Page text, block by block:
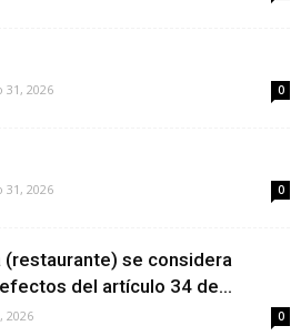
31, 2026 0
31, 2026 0
se considera
del artículo 34 de...
2026 0